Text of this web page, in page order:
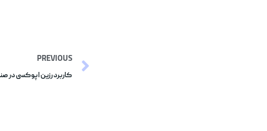
PREVIOUS
کاربرد رزین اپوکسی در